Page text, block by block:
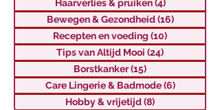
Haarverlies & pruiken (4)4 posts
Bewegen & Gezondheid (16)16 posts
Recepten en voeding (10)
Tips van Altijd Mooi (24)
Borstkanker(15)
Care Lingerie & Badmode (6)6 posts
Hobby & vrijetijd(8)